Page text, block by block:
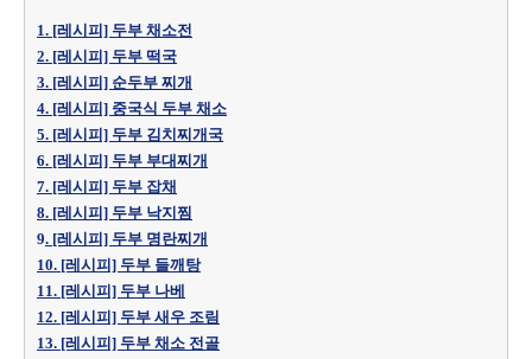
1. [레시피] 두부 채소전
2. [레시피] 두부 떡국
3. [레시피] 순두부 찌개
4. [레시피] 중국식 두부 채소
5. [레시피] 두부 김치찌개국
6. [레시피] 두부 부대찌개
7. [레시피] 두부 잡채
8. [레시피] 두부 낙지찜
9. [레시피] 두부 명란찌개
10. [레시피] 두부 들깨탕
11. [레시피] 두부 나베
12. [레시피] 두부 새우 조림
13. [레시피] 두부 채소 전골